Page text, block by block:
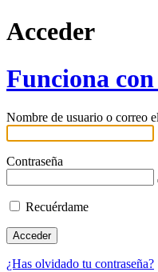
Acceder
Funciona
Nombre de usuario o correo
Contraseña
Recuérdame
¿Has olvidado tu contraseña?